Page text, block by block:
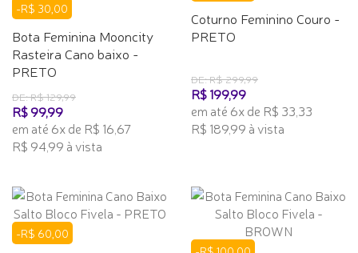
-R$ 30,00
Bota Feminina Mooncity
Rasteira Cano baixo -
PRETO
DE: R$ 129,99
R$ 99,99
em até 6x de R$ 16,67
R$ 94,99 à vista
Coturno Feminino Couro -
PRETO
DE: R$ 299,99
R$ 199,99
em até 6x de R$ 33,33
R$ 189,99 à vista
-R$ 60,00